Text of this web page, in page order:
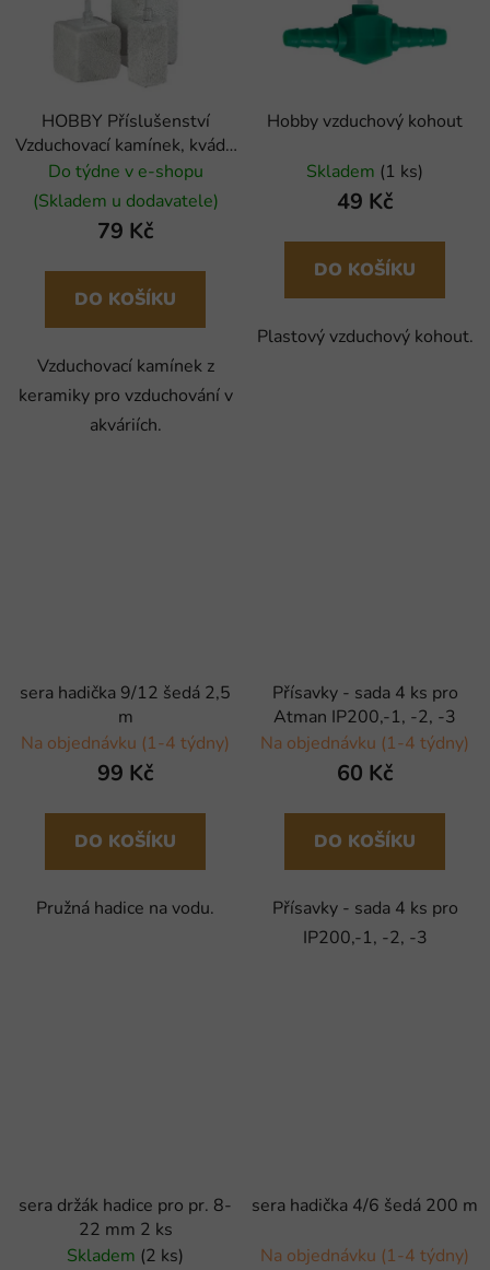
HOBBY Příslušenství
Vzduchovací kamínek, kvádr,
50x25x25 mm, bez obalu
(1ks)
Do týdne v e-shopu
(Skladem u dodavatele)
79 Kč
DO KOŠÍKU
Vzduchovací kamínek z
keramiky pro vzduchování v
akváriích.
Hobby vzduchový kohout
Skladem (1 ks)
49 Kč
DO KOŠÍKU
Plastový vzduchový kohout.
sera hadička 9/12 šedá 2,5
m
Na objednávku (1-4 týdny)
99 Kč
DO KOŠÍKU
Pružná hadice na vodu.
Přísavky - sada 4 ks pro
Atman IP200,-1, -2, -3
Na objednávku (1-4 týdny)
60 Kč
DO KOŠÍKU
Přísavky - sada 4 ks pro
IP200,-1, -2, -3
sera držák hadice pro pr. 8-
22 mm 2 ks
Skladem (2 ks)
sera hadička 4/6 šedá 200 m
Na objednávku (1-4 týdny)